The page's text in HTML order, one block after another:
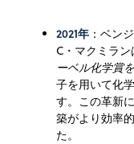
2021年 ：ベン
C・マクミラン
ーベル化学賞
子を用いて化
す。この革新
築がより効率
た。